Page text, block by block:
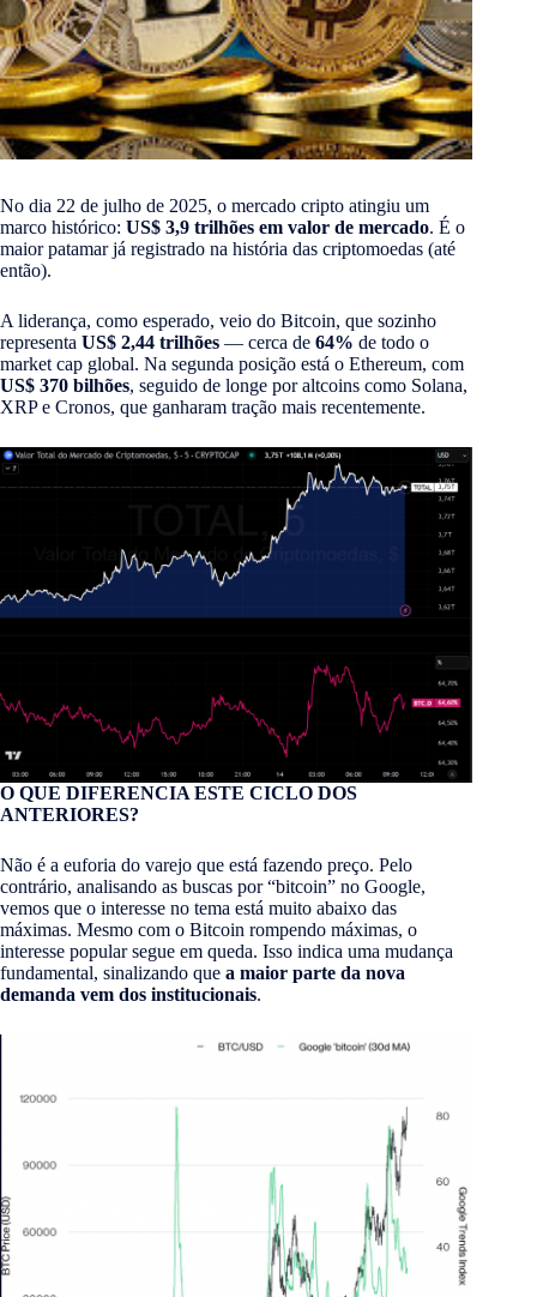
No dia 22 de julho de 2025, o mercado cripto atingiu um
marco histórico: US$ 3,9 trilhões em valor de mercado. É o
maior patamar já registrado na história das criptomoedas (até
então).
A liderança, como esperado, veio do Bitcoin, que sozinho
representa US$ 2,44 trilhões — cerca de 64% de todo o
market cap global. Na segunda posição está o Ethereum, com
US$ 370 bilhões, seguido de longe por altcoins como Solana,
XRP e Cronos, que ganharam tração mais recentemente.
O QUE DIFERENCIA ESTE CICLO DOS
ANTERIORES?
Não é a euforia do varejo que está fazendo preço. Pelo
contrário, analisando as buscas por “bitcoin” no Google,
vemos que o interesse no tema está muito abaixo das
máximas. Mesmo com o Bitcoin rompendo máximas, o
interesse popular segue em queda. Isso indica uma mudança
fundamental, sinalizando que a maior parte da nova
demanda vem dos institucionais.